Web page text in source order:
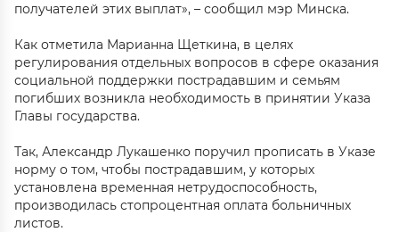
получателей этих выплат», – сообщил мэр Минска.
Как отметила Марианна Щеткина, в целях
регулирования отдельных вопросов в сфере оказания
социальной поддержки пострадавшим и семьям
погибших возникла необходимость в принятии Указа
Главы государства.
Так, Александр Лукашенко поручил прописать в Указе
норму о том, чтобы пострадавшим, у которых
установлена временная нетрудоспособность,
производилась стопроцентная оплата больничных
листов.